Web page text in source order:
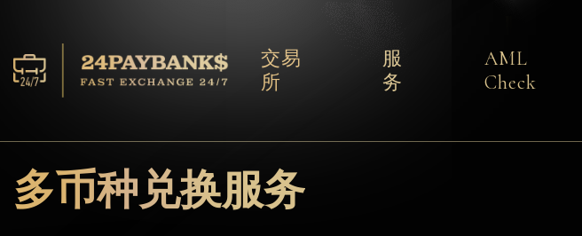
储备
合作伙伴
交易
所
服
务
AML
Check
多币种兑换服务